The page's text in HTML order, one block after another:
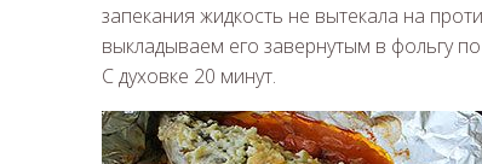
запекания жидкость не вытекала на
выкладываем его завернутым в фольгу
С духовке 20 минут.